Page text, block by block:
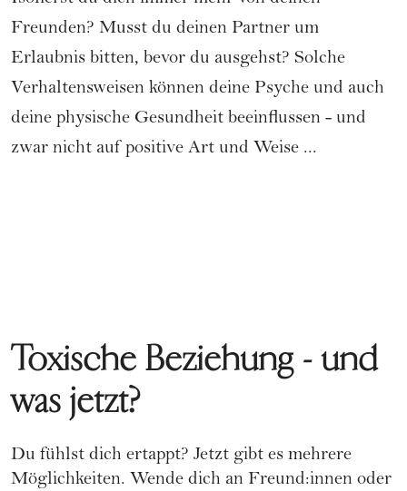
Freunden? Musst du deinen Partner um
Erlaubnis bitten, bevor du ausgehst? Solche
Verhaltensweisen können deine Psyche und auch
deine physische Gesundheit beeinflussen - und
zwar nicht auf positive Art und Weise ...
Toxische Beziehung - und
was jetzt?
Du fühlst dich ertappt? Jetzt gibt es mehrere
Möglichkeiten. Wende dich an Freund:innen oder